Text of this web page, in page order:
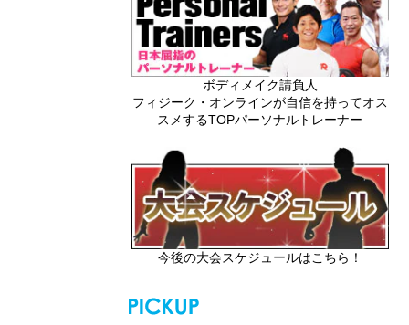
ボディメイク請負人
フィジーク・オンラインが自信を持ってオス
スメするTOPパーソナルトレーナー
今後の大会スケジュールはこちら！